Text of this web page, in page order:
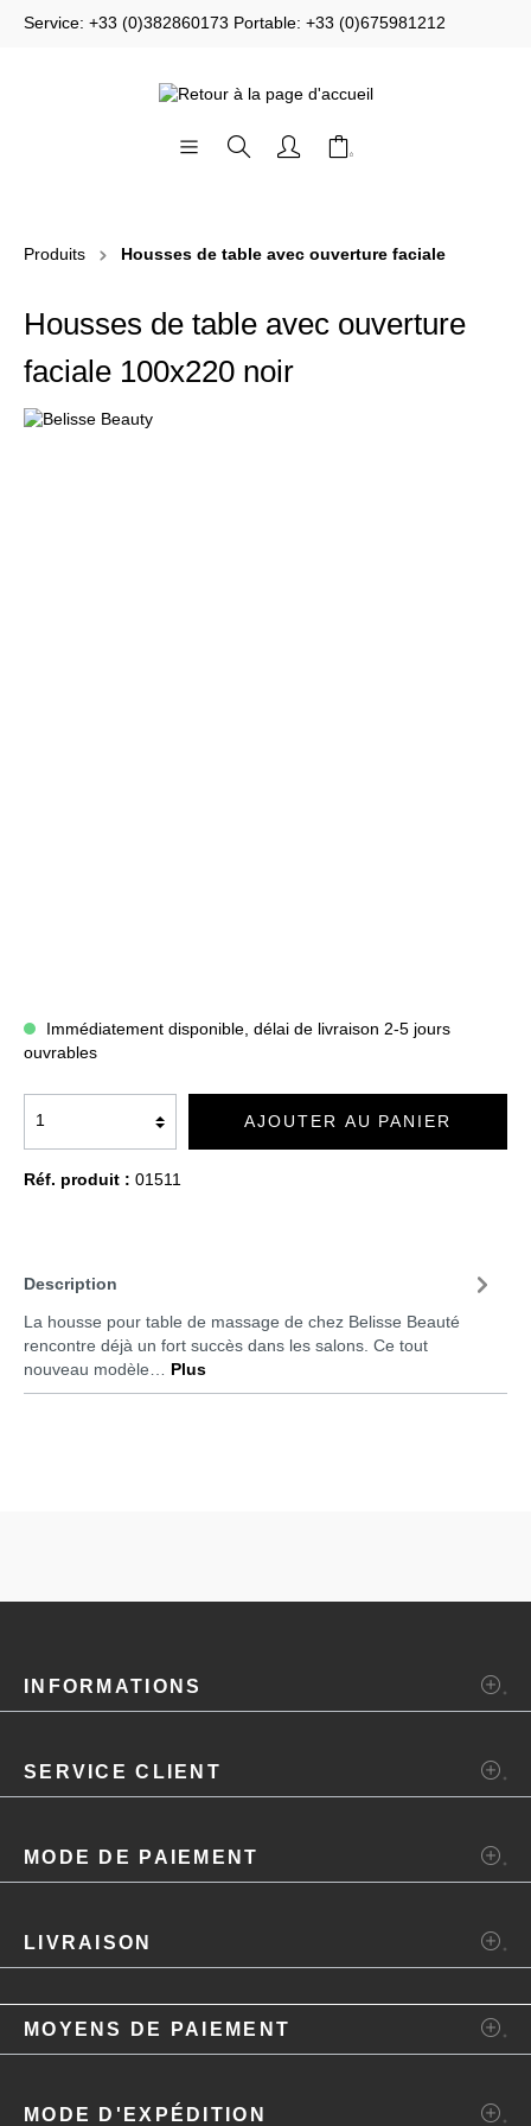
Service: +33 (0)382860173 Portable: +33 (0)675981212
Produits Housses de table avec ouverture faciale
Housses de table avec ouverture
faciale 100x220 noir
Immédiatement disponible, délai de livraison 2-5 jours
ouvrables
AJOUTER AU PANIER
Réf. produit : 01511
Description
La housse pour table de massage de chez Belisse Beauté
rencontre déjà un fort succès dans les salons. Ce tout
nouveau modèle…
Plus
INFORMATIONS
SERVICE CLIENT
MODE DE PAIEMENT
LIVRAISON
MOYENS DE PAIEMENT
MODE D'EXPÉDITION